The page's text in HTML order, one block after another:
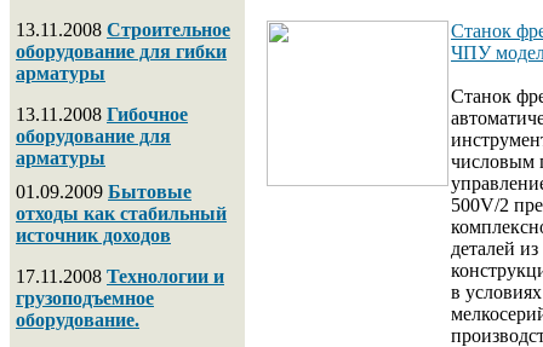
13.11.2008 Строительное
оборудование для гибки
арматуры
13.11.2008 Гибочное
оборудование для
арматуры
01.09.2009 Бытовые
отходы как стабильный
источник доходов
17.11.2008 Технологии и
грузоподъемное
оборудование.
Станок
ЧПУ
Станок
числовым
500V/2
деталей
в